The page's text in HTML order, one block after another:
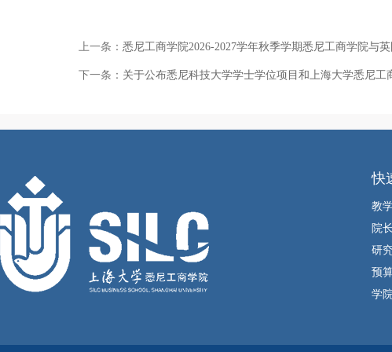
上一条： 悉尼工商学院2026-2027学年秋季学期悉尼工商学院与
下一条： 关于公布悉尼科技大学学士学位项目和上海大学悉尼
快
教
院
研
预
学